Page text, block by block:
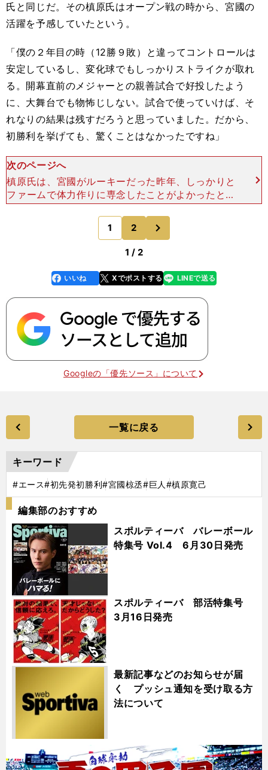
氏と同じだ。その槙原氏はオープン戦の時から、宮國の
活躍を予感していたという。
「僕の２年目の時（12勝９敗）と違ってコントロールは
安定しているし、変化球でもしっかりストライクが取れ
る。開幕直前のメジャーとの親善試合で好投したよう
に、大舞台でも物怖じしない。試合で使っていけば、そ
れなりの結果は残すだろうと思っていました。だから、
初勝利を挙げても、驚くことはなかったですね」
次のページへ
槙原氏は、宮國がルーキーだった昨年、しっかりと
ファームで体力作りに専念したことがよかったと言
う。「高卒のルーキーがいきなり一軍でやると、技
術よりもまず体力面で苦しくなってしまう。僕はフ
ァームでじっ
1 2
1 / 2
faceboo
k
いいね Xでポストする
line LINEで送る
Googleの「優先ソース」について
一覧に戻る
キーワード
#エース#初先発初勝利#宮國椋丞#巨人 #槙原寛己
編集部のおすすめ
スポルティーバ バレーボール
特集号 Vol.4 6月30日発売
スポルティーバ 部活特集号
3月16日発売
最新記事などのお知らせが届
く プッシュ通知を受け取る方
法について